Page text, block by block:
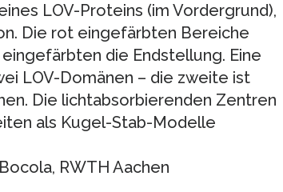
LOV-Proteins (im Vordergrund),
Die rot eingefärbten Bereiche
die Endstellung. Eine
LOV-Domänen – die zweite ist
Die lichtabsorbierenden Zentren
als Kugel-Stab-Modelle
RWTH Aachen